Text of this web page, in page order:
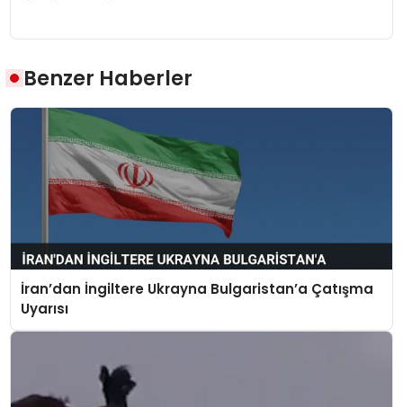
Benzer Haberler
İran’dan İngiltere Ukrayna Bulgaristan’a Çatışma
Uyarısı